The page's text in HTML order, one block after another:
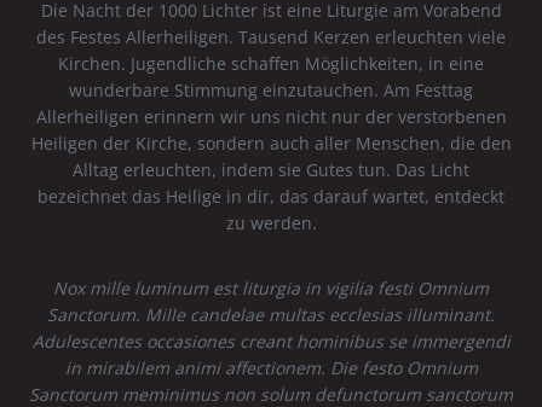
Die Nacht der 1000 Lichter ist eine Liturgie am Vorabend
des Festes Allerheiligen. Tausend Kerzen erleuchten viele
Kirchen. Jugendliche schaffen Möglichkeiten, in eine
wunderbare Stimmung einzutauchen. Am Festtag
Allerheiligen erinnern wir uns nicht nur der verstorbenen
Heiligen der Kirche, sondern auch aller Menschen, die den
Alltag erleuchten, indem sie Gutes tun. Das Licht
bezeichnet das Heilige in dir, das darauf wartet, entdeckt
zu werden.
Nox mille luminum est liturgia in vigilia festi Omnium
Sanctorum. Mille candelae multas ecclesias illuminant.
Adulescentes occasiones creant hominibus se immergendi
in mirabilem animi affectionem. Die festo Omnium
Sanctorum meminimus non solum defunctorum sanctorum